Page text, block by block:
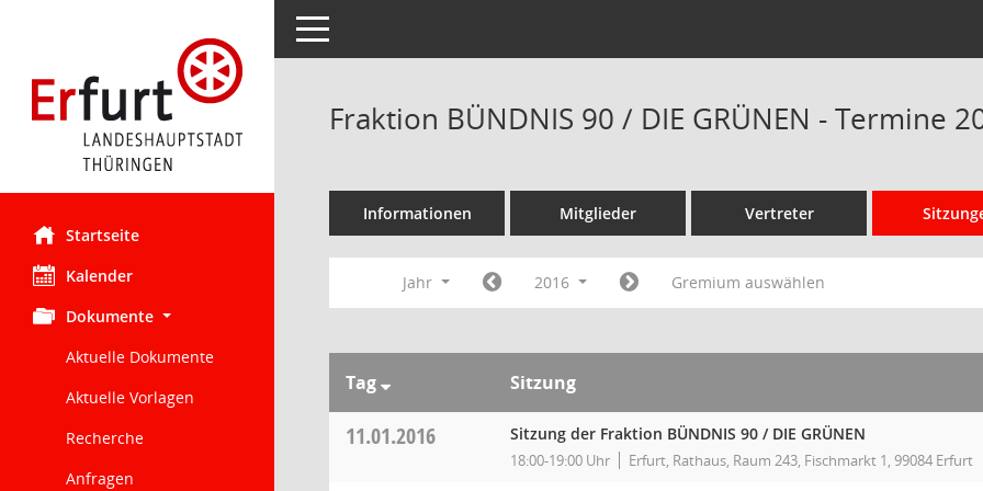
Startseite
Kalender
Dokumente
Aktuelle Dokumente
Aktuelle Vorlagen
Recherche
Anfragen
Toggle navigation
Fraktion BÜNDNIS 90 / DIE GRÜNEN - Termine
Informationen Mitglieder Vertreter
Jahr 2016 Gremium auswählen
Tag Sitzung
11.01.2016 Sitzung der Fraktion BÜNDNIS 90 / DIE GRÜNEN
18:00-19:00 Uhr Erfurt, Rathaus, Raum 243, Fischmarkt 1, 99084 Erfurt